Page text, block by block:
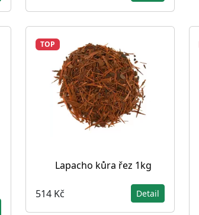
TOP
Lapacho kůra řez 1kg
514 Kč Detail